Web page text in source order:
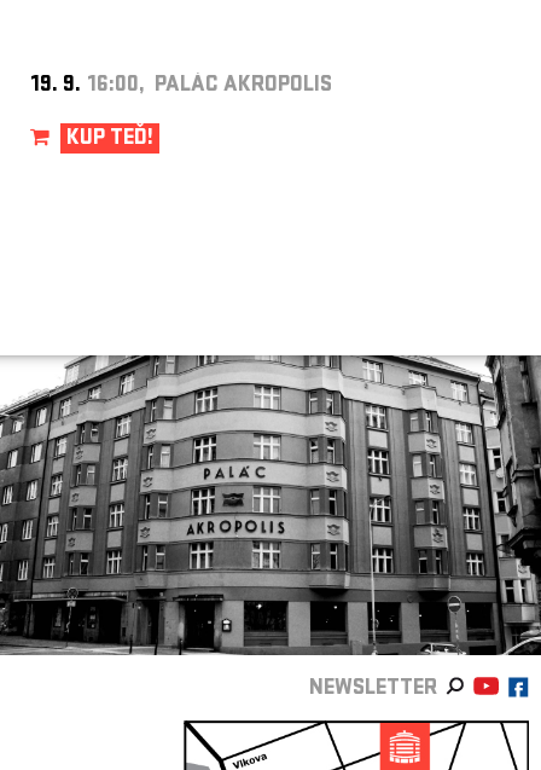
19. 9. 16:00, PALÁC AKROPOLIS
KUP TEĎ!
NEWSLETTER